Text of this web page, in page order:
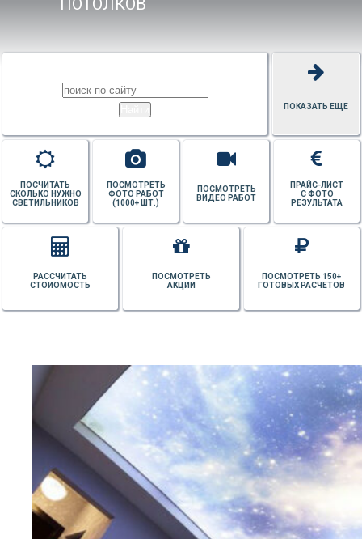
ПОКАЗАТЬ ЕЩЕ
ПРАЙС-ЛИСТ
С ФОТО
РЕЗУЛЬТАТА
ПОСМОТРЕТЬ
ВИДЕО РАБОТ
ПОСМОТРЕТЬ
ФОТО РАБОТ
(1000+ ШТ.)
ПОСЧИТАТЬ
СКОЛЬКО НУЖНО
СВЕТИЛЬНИКОВ
ПОСМОТРЕТЬ 150+
ГОТОВЫХ РАСЧЕТОВ
ПОСМОТРЕТЬ
АКЦИИ
РАССЧИТАТЬ
СТОИОМОСТЬ